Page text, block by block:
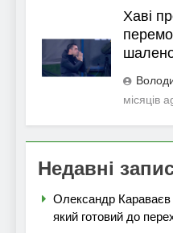
Хаві
місяців
Недавні
Олександр Караваєв
який готовий до